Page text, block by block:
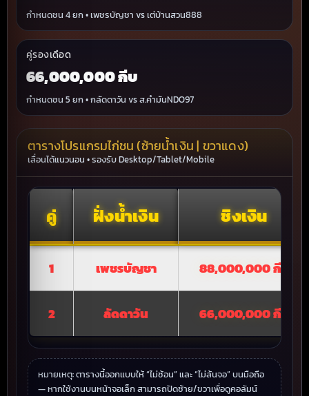
กำหนดชน 4 ยก • เพชรบัญชา vs เต่บ้านสวน888
คู่รองเดือด
66,000,000 กีบ
กำหนดชน 5 ยก • กลัดดาวัน vs ส.คำมันNDO97
ตารางโปรแกรมไก่ชน (ซ้ายน้ำเงิน | ขวาแดง)
เลื่อนได้แนวนอน • รองรับ Desktop/Tablet/Mobile
คู่ ฝั่งน้ำเงิน ชิงเงิน
1 เพชรบัญชา 88,000,000 กีบ
2 ลัดดาวัน 66,000,000 กีบ
หมายเหตุ: ตารางนี้ออกแบบให้ “ไม่ซ้อน” และ “ไม่ล้นจอ” บนมือถือ
— หากใช้งานบนหน้าจอเล็ก สามารถปัดซ้าย/ขวาเพื่อดูคอลัมน์